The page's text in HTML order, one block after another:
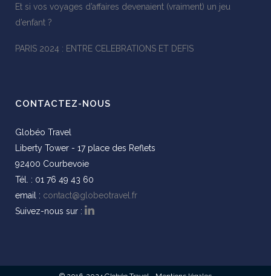
Et si vos voyages d’affaires devenaient (vraiment) un jeu
d’enfant ?
PARIS 2024 : ENTRE CELEBRATIONS ET DEFIS
CONTACTEZ-NOUS
Globéo Travel
Liberty Tower - 17 place des Reflets
92400 Courbevoie
Tél. : 01 76 49 43 60
email : contact@globeotravel.fr
Suivez-nous sur :